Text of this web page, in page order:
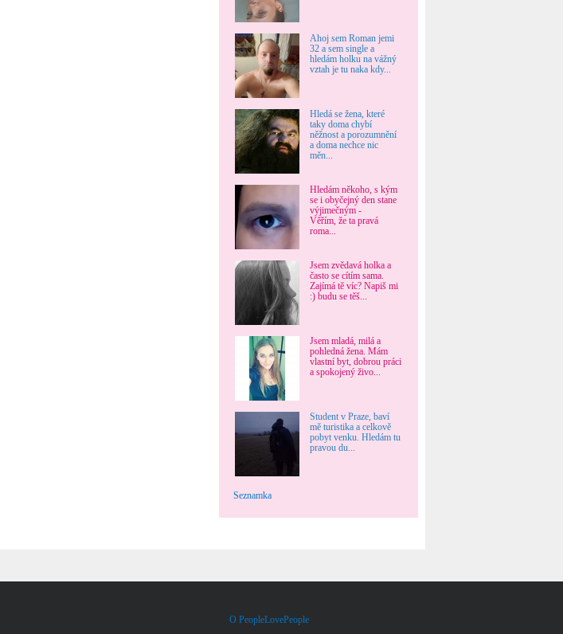
Ahoj sem Roman jemi
32 a sem single a
hledám holku na vážný
vztah je tu naka kdy...
Hledá se žena, které
taky doma chybí
něžnost a porozumnění
a doma nechce nic
měn...
Hledám někoho, s kým
se i obyčejný den stane
výjimečným -
Věřím, že ta pravá
roma...
Jsem zvědavá holka a
často se cítím sama.
Zajímá tě víc? Napiš mi
:) budu se těš...
Jsem mladá, milá a
pohledná žena. Mám
vlastní byt, dobrou práci
a spokojený živo...
Student v Praze, baví
mě turistika a celkově
pobyt venku. Hledám tu
pravou du...
Seznamka
O PeopleLovePeople